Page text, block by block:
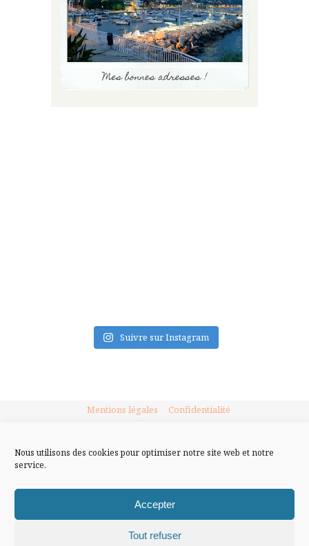
Nous utilisons des cookies pour optimiser notre site web et notre
service.
Accepter
Tout refuser
Suivre sur Instagram
Mentions légales Confidentialité